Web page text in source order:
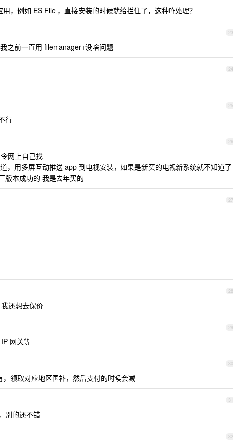
，例如 ES File ，直接安装的时候就给拦住了，这种咋处理？
23
之前一直用 filemanager+没啥问题
24
25
行
26
网上自己找
，用多屏互动推送 app 到电视安装，如果是新买的电视新系统就不知道了
版本成功的 我是去年买的
27
28
还想去保价
29
网关等
30
，领取对应地区国补，然后支付的时候会减
31
别的还不错
32